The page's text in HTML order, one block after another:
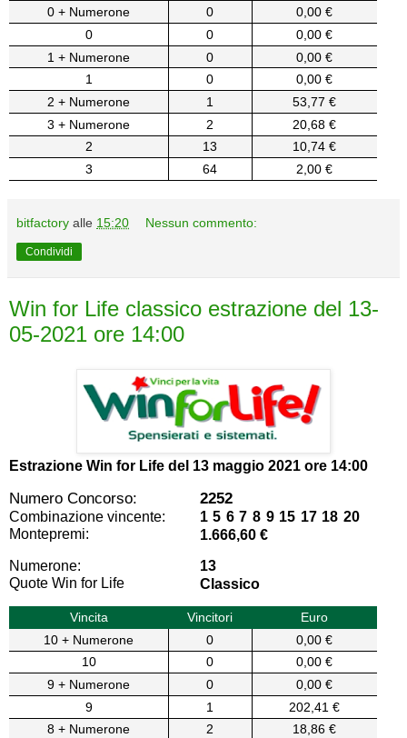
0 + Numerone
0
0,00 €
0
0
0,00 €
1 + Numerone
0
0,00 €
1
0
0,00 €
2 + Numerone
1
53,77 €
3 + Numerone
2
20,68 €
2
13
10,74 €
3
64 2,00 €
bitfactory alle 15:20 Nessun commento:
Condividi
Win for Life classico estrazione del 13-
05-2021 ore 14:00
Estrazione Win for Life del 13 maggio 2021 ore 14:00
Numero Concorso: 2252
Combinazione vincente:
1 5 6 7 8 9 15 17 18 20
Montepremi:
1.666,60 €
Numerone:
13
Quote Win for Life
Classico
Vincita Vincitori
Euro
10 + Numerone
0
0,00 €
10
0
0,00 €
9 + Numerone
0
0,00 €
9
1
202,41 €
8 + Numerone
2
18,86 €